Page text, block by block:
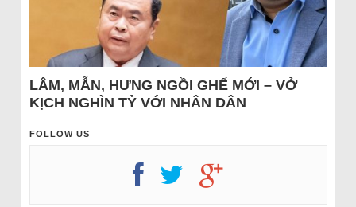
LÂM, MẪN, HƯNG NGỒI GHẾ MỚI – VỞ
KỊCH NGHÌN TỶ VỚI NHÂN DÂN
FOLLOW US